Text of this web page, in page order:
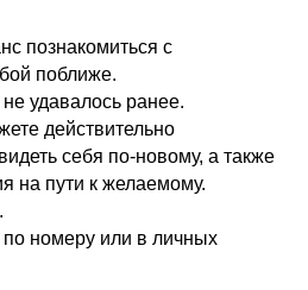
познакомиться с
поближе.
не удавалось ранее.
действительно
себя по-новому, а также
на пути к желаемому.
по номеру или в личных